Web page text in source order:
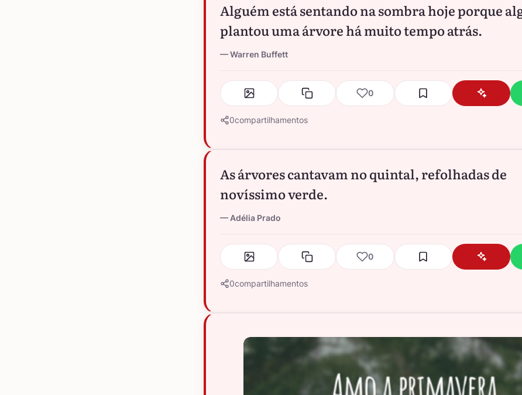
Alguém está sentando na sombra hoje porque
plantou uma árvore há muito tempo atrás.
Warren Buffett
0
0compartilhamentos
As árvores cantavam no quintal, refolhadas de
novíssimo verde.
Adélia Prado
0
0compartilhamentos